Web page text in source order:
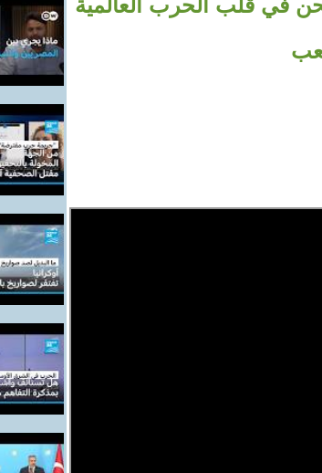
في قلب الحرب العالمية